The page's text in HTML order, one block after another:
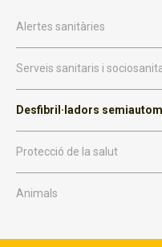
Alertes sanitàries
Serveis sanitaris i
Desfibril·ladors
Protecció de la salut
Animals